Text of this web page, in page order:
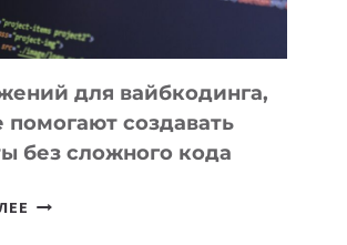
для вайбкодинга,
помогают создавать
без сложного кода